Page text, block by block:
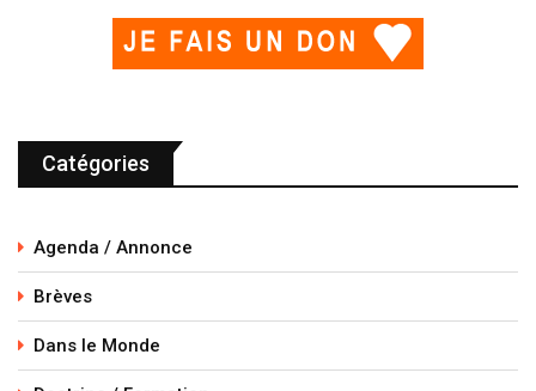
Catégories
Agenda / Annonce
Brèves
Dans le Monde